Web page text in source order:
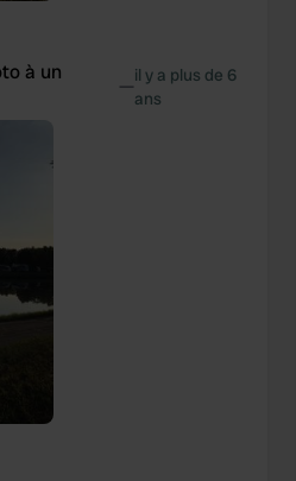
à un
—il y a plus de 6
ans